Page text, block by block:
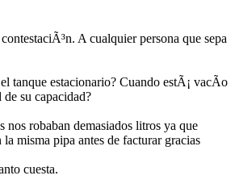
A cualquier persona que sepa
tanque estacionario? Cuando estÃ¡ vacÃ­o
su capacidad?
nos robaban demasiados litros ya que
misma pipa antes de facturar gracias
cuesta.